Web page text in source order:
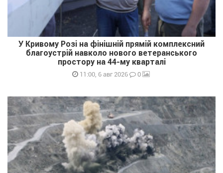
У Кривому Розі на фінішній прямій комплексний
благоустрій навколо нового ветеранського
простору на 44-му кварталі
11:00, 6 авг 2026 0